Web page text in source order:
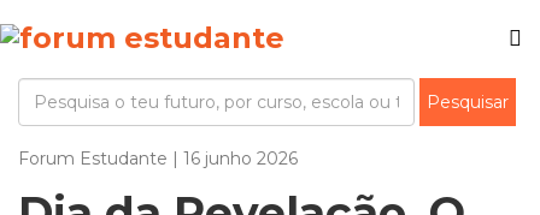
Forum Estudante | 16 junho 2026